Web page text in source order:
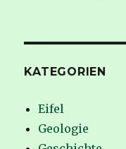
KATEGORIEN
Eifel
Geologie